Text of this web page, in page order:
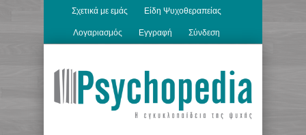
Σχετικά με εμάς Είδη Ψυχοθεραπείας
Λογαριασμός Εγγραφή Σύνδεση